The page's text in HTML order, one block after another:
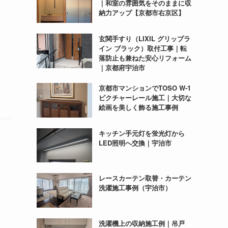
｜和室の雰囲気をそのままに収
納力アップ【京都市右京区】
玄関手すり（LIXIL グリップラ
イン ブラック）取付工事｜転
落防止も兼ねた安心リフォーム
｜京都府宇治市
京都市マンションでTOSO W-1
ピクチャーレール施工｜大切な
絵画を美しく飾る施工事例
キッチン手元灯を蛍光灯から
LED照明へ交換｜宇治市
レースカーテン取替・カーテン
洗濯施工事例（宇治市）
洗濯機上の収納施工例｜吊戸